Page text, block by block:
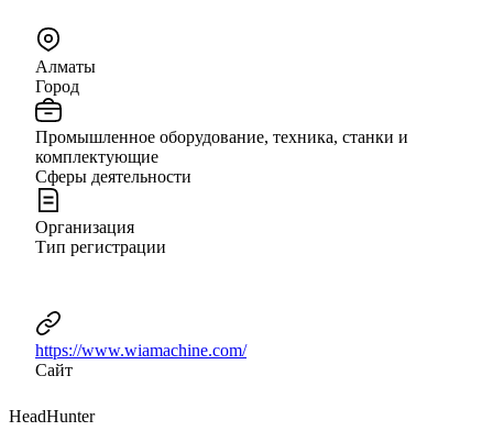
Алматы
Город
Промышленное оборудование, техника, станки и
комплектующие
Сферы деятельности
Организация
Тип регистрации
https://www.wiamachine.com/
Сайт
HeadHunter